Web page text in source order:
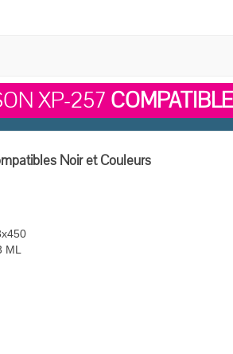
XP-257 COMPATIBLE
Noir et Couleurs
ML